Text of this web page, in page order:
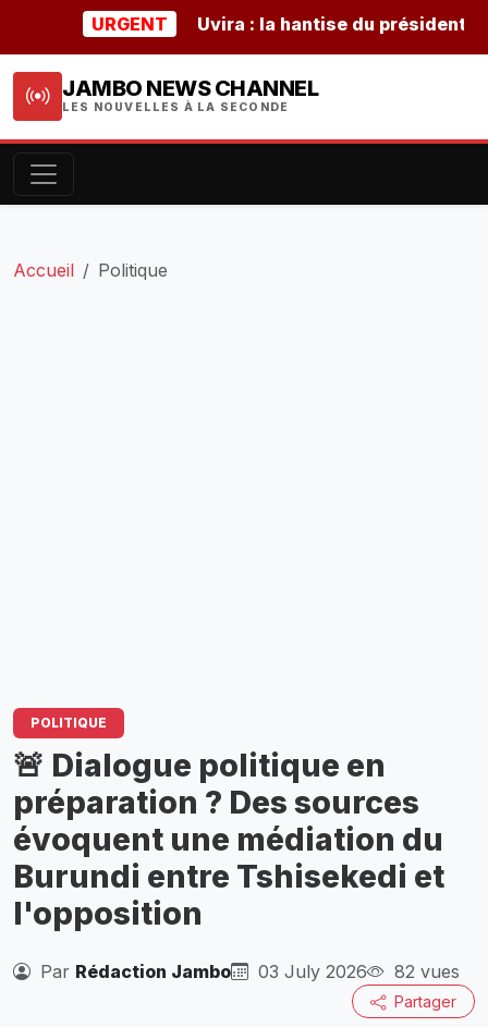
URGENT Uvira : la hantise du président
JAMBO NEWS CHANNEL
LES NOUVELLES À LA SECONDE
Accueil Politique
POLITIQUE
🚨 Dialogue politique en
préparation ? Des sources
évoquent une médiation du
Burundi entre Tshisekedi et
l'opposition
Par Rédaction Jambo 03 July 2026 82 vues
Partager